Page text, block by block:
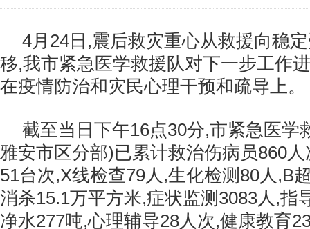
4月24日,震后救灾重心从救援向稳
移,我市紧急医学救援队对下一步工作
在疫情防治和灾民心理干预和疏导上。
截至当日下午16点30分,市紧急医学
雅安市区分部)已累计救治伤病员860
51台次,X线检查79人,生化检测80人,B
消杀15.1万平方米,症状监测3083人,指
净水277吨,心理辅导28人次,健康教育